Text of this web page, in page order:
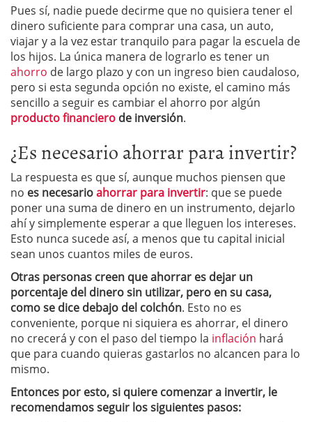
Pues sí, nadie puede decirme que no quisiera tener el
dinero suficiente para comprar una casa, un auto,
viajar y a la vez estar tranquilo para pagar la escuela de
los hijos. La única manera de lograrlo es tener un
ahorro de largo plazo y con un ingreso bien caudaloso,
pero si esta segunda opción no existe, el camino más
sencillo a seguir es cambiar el ahorro por algún
producto financiero de inversión.
¿Es necesario ahorrar para invertir?
La respuesta es que sí, aunque muchos piensen que
no es necesarioahorrar para invertir: que se puede
poner una suma de dinero en un instrumento, dejarlo
ahí y simplemente esperar a que lleguen los intereses.
Esto nunca sucede así, a menos que tu capital inicial
sean unos cuantos miles de euros.
Otras personas creen que ahorrar es dejar un
porcentaje del dinero sin utilizar, pero en su casa,
como se dice debajo del colchón. Esto no es
conveniente, porque ni siquiera es ahorrar, el dinero
no crecerá y con el paso del tiempo la inflación hará
que para cuando quieras gastarlos no alcancen para lo
mismo.
Entonces por esto, si quiere comenzar a invertir, le
recomendamos seguir los siguientes pasos: